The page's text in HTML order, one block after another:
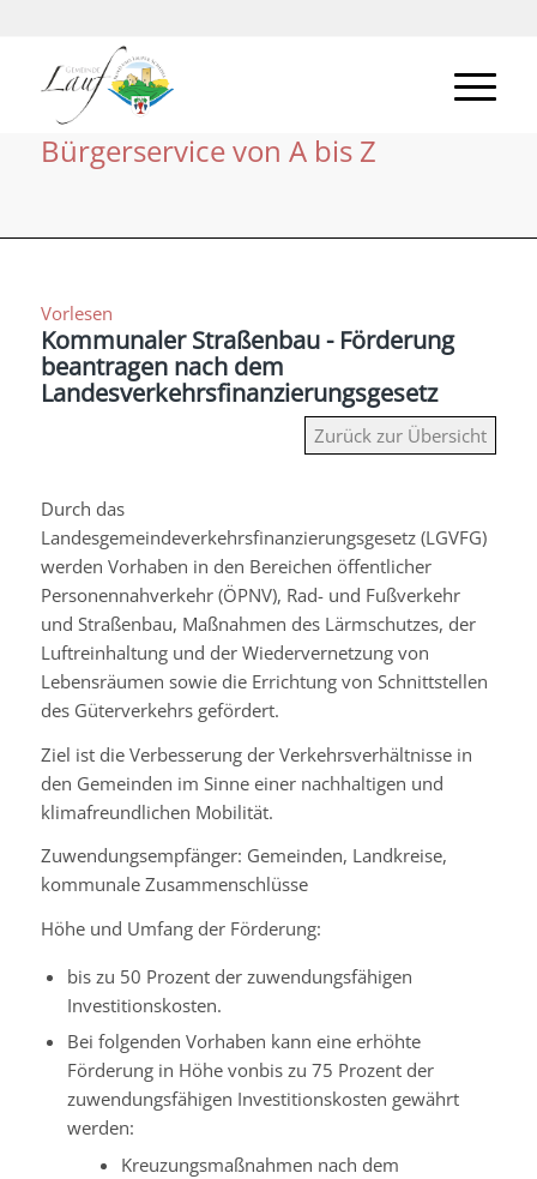
Bürgerservice von A bis Z
Vorlesen
Kommunaler Straßenbau - Förderung
beantragen nach dem
Landesverkehrsfinanzierungsgesetz
Zurück zur Übersicht
Durch das
Landesgemeindeverkehrsfinanzierungsgesetz (LGVFG)
werden Vorhaben in den Bereichen öffentlicher
Personennahverkehr (ÖPNV), Rad- und Fußverkehr
und Straßenbau, Maßnahmen des Lärmschutzes, der
Luftreinhaltung und der Wiedervernetzung von
Lebensräumen sowie die Errichtung von Schnittstellen
des Güterverkehrs gefördert.
Ziel ist die Verbesserung der Verkehrsverhältnisse in
den Gemeinden im Sinne einer nachhaltigen und
klimafreundlichen Mobilität.
Zuwendungsempfänger: Gemeinden, Landkreise,
kommunale Zusammenschlüsse
Höhe und Umfang der Förderung:
bis zu 50 Prozent der zuwendungsfähigen
Investitionskosten.
Bei folgenden Vorhaben kann eine erhöhte
Förderung in Höhe vonbis zu 75 Prozent der
zuwendungsfähigen Investitionskosten gewährt
werden:
Kreuzungsmaßnahmen nach dem